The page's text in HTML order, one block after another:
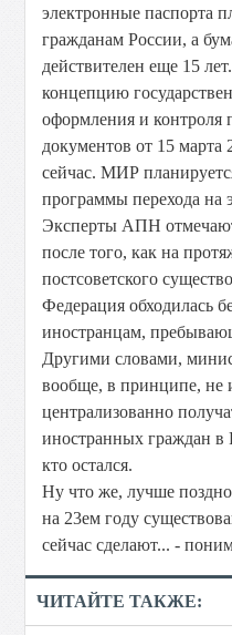
электронные паспорта
гражданам России, а
действителен еще 15
концепцию
оформления и контроля
документов от 15 марта
сейчас. МИР
программы перехода на
Эксперты АПН отмечают,
после того, как на
постсоветского
Федерация обходилась
иностранцам,
Другими словами,
вообще, в принципе, не
централизованно
иностранных граждан в
кто остался.
Ну что же, лучше
на 23ем году
сейчас сделают... -
ЧИТАЙТЕ ТАКЖЕ: